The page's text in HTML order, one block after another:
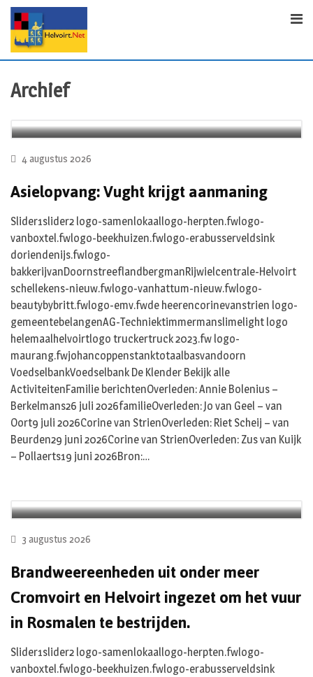
Archief
4 augustus 2026
Asielopvang: Vught krijgt aanmaning
Slider1slider2 logo-samenlokaallogo-herpten.fwlogo-
vanboxtel.fwlogo-beekhuizen.fwlogo-erabusserveldsink
doriendenijs.fwlogo-
bakkerijvanDoornstreeflandbergmanRijwielcentrale-Helvoirt
schellekens-nieuw.fwlogo-vanhattum-nieuw.fwlogo-
beautybybritt.fwlogo-emv.fwde heerencorinevanstrien logo-
gemeentebelangenAG-Techniektimmermanslimelight logo
helemaalhelvoirtlogo truckertruck 2023.fw logo-
maurang.fwjohancoppenstanktotaalbasvandoorn
VoedselbankVoedselbank De Klender Bekijk alle
ActiviteitenFamilie berichtenOverleden: Annie Bolenius –
Berkelmans26 juli 2026familieOverleden: Jo van Geel – van
Oort9 juli 2026Corine van StrienOverleden: Riet Scheij – van
Beurden29 juni 2026Corine van StrienOverleden: Zus van Kuijk
– Pollaerts19 juni 2026Bron:…
3 augustus 2026
Brandweereenheden uit onder meer
Cromvoirt en Helvoirt ingezet om het vuur
in Rosmalen te bestrijden.
Slider1slider2 logo-samenlokaallogo-herpten.fwlogo-
vanboxtel.fwlogo-beekhuizen.fwlogo-erabusserveldsink